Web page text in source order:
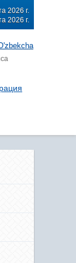
2026 г.
2026 г.